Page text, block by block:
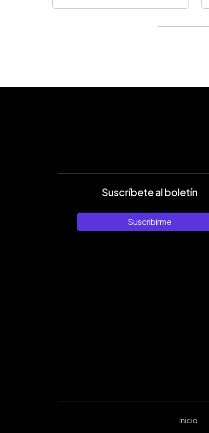
Suscríbete al boletín
Suscribirme
Inicio